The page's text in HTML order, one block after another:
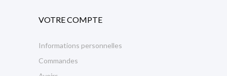
VOTRE COMPTE
Informations personnelles
Commandes